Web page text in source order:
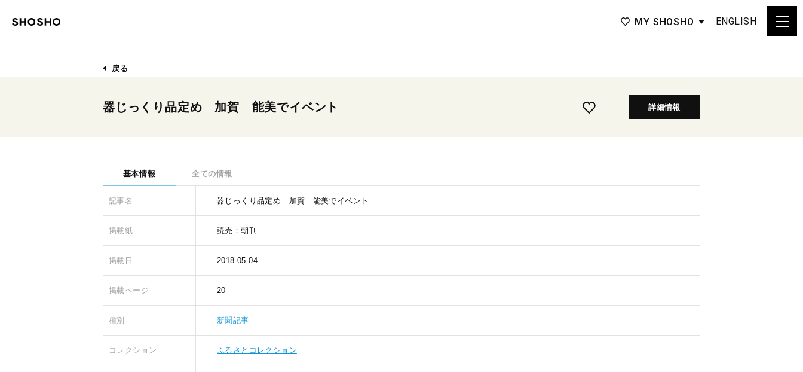
MY SHOSHO ENGLISH
戻る
器じっくり品定め 加賀 能美でイベント 詳細情報
基本情報 全ての情報
記事名 器じっくり品定め 加賀 能美でイベント
掲載紙 読売：朝刊
掲載日 2018-05-04
掲載ページ 20
種別 新聞記事
コレクション ふるさとコレクション